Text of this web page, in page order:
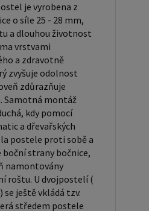
více prostoru než
Rozměry postele
jsou považovány za
postel. Před
že máte dostatek
je známý svou dobrou
Borovicové dřevo
Je o malinko tvrdší
se opracovává.
krásnou barvou a
barvu, která díky
je vyrobena z
o síle 25 - 28 mm,
a dlouhou životnost
vrstvami
a zdravotně
zvyšuje odolnost
zdůrazňuje
Samotná montáž
kdy pomocí
a dřevařských
postele proti sobě a
strany bočnice,
namontovány
roštu. U dvojpostelí (
se ještě vkládá tzv.
středem postele